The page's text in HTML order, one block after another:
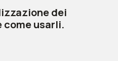
dei
come usarli.